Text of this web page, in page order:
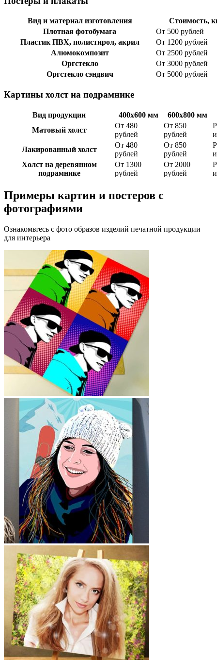
Вид и материал изготовления
Стоимость,
Плотная фотобумага
От 500 рублей
Пластик ПВХ, полистирол, акрил
От 1200 рублей
Алюмокомпозит
От 2500 рублей
Оргстекло
От 3000 рублей
Оргстекло сэндвич
От 5000 рублей
Картины холст на подрамнике
Вид продукции 400х600 мм
600х800 мм
Матовый холст
От 480
рублей
От 850
рублей
Лакированный холст
От 480
рублей
От 850
рублей
Холст на деревянном
подрамнике
От 1300
рублей
От 2000
рублей
Примеры картин и постеров с
фотографиями
Ознакомьтесь с фото образов изделий печатной продукции
для интерьера